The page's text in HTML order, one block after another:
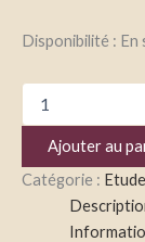
Disponibilité : En
Ajouter au
Catégorie :